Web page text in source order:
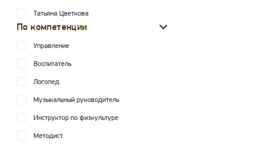
Татьяна Цветкова
По компетенции
Управление
Воспитатель
Логопед
Музыкальный руководитель
Инструктор по физкультуре
Методист